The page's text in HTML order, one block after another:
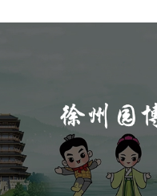
旅游休闲 公园 AI人工
智能步道
人脸识别